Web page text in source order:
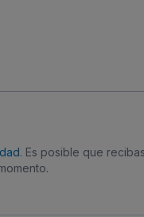
. Es posible que